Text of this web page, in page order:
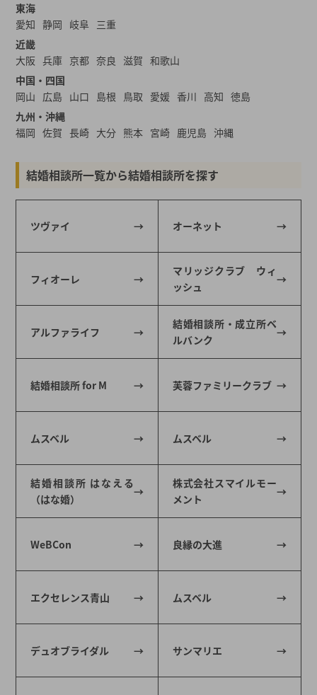
東海
愛知 静岡 岐阜 三重
近畿
大阪 兵庫 京都 奈良 滋賀 和歌山
中国・四国
岡山 広島 山口 島根 鳥取 愛媛 香川 高知 徳島
九州・沖縄
福岡 佐賀 長崎 大分 熊本 宮崎 鹿児島 沖縄
結婚相談所一覧から結婚相談所を探す
ツヴァイ オーネット
フィオーレ
マリッジクラブ ウィ
ッシュ
アルファライフ
結婚相談所・成立所ベ
ルバンク
結婚相談所 for M 芙蓉ファミリークラブ
ムスベル ムスベル
結婚相談所 はなえる
（はな婚）
株式会社スマイルモー
メント
WeBCon 良縁の大進
エクセレンス青山 ムスベル
デュオブライダル サンマリエ